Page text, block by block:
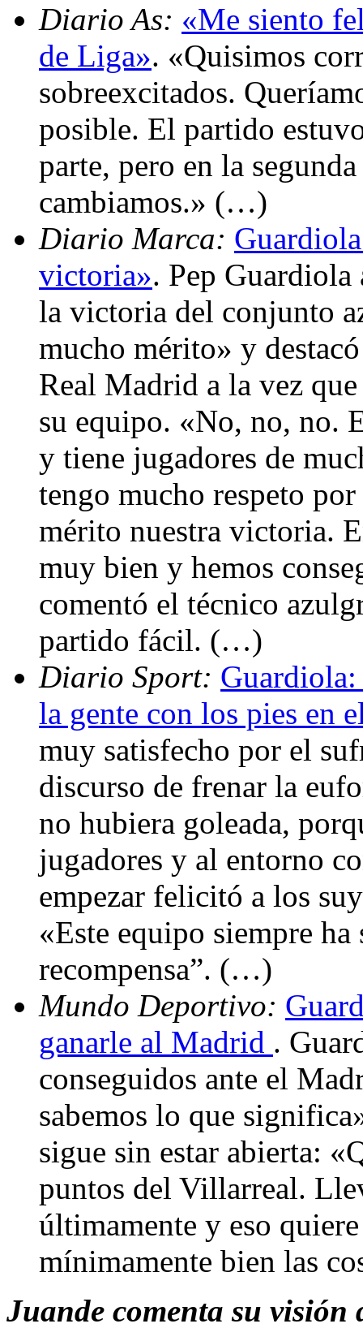
Diario As: «Me siento
de Liga». «Quisimos
sobreexcitados.
posible. El partido
parte, pero en la
cambiamos.» (…)
Diario Marca:
victoria». Pep Guardiola
la victoria del conjunto
mucho mérito» y
Real Madrid a la vez
su equipo. «No, no, no.
y tiene jugadores de
tengo mucho respeto
mérito nuestra victoria.
muy bien y hemos
comentó el técnico
partido fácil. (…)
Diario Sport: Guardiola:
la gente con los pies en
muy satisfecho por el
discurso de frenar la
no hubiera goleada,
jugadores y al entorno
empezar felicitó a los
«Este equipo siempre
recompensa”. (…)
Mundo Deportivo:
ganarle al Madrid .
conseguidos ante el
sabemos lo que
sigue sin estar abierta:
puntos del Villarreal.
últimamente y eso
mínimamente bien las
Juande comenta su visión